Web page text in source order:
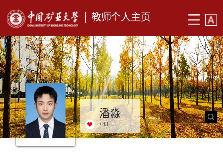
教师个人主页
潘淼
+43